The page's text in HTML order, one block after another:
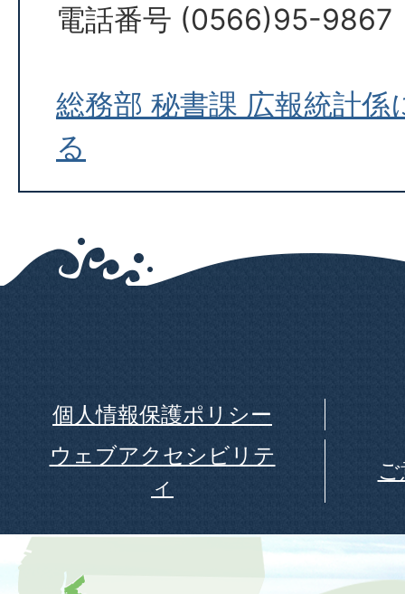
電話番号 (0566)95-9867
総務部 秘書課 広報統計係
る
個人情報保護ポリシー
ウェブアクセシビリテ
ィ